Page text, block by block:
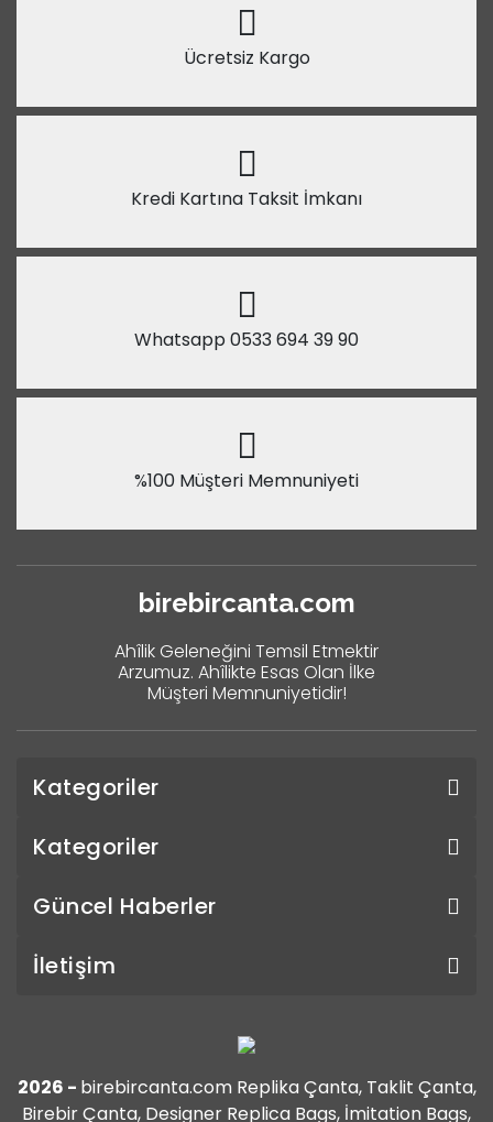
Ücretsiz Kargo
Kredi Kartına Taksit İmkanı
Whatsapp 0533 694 39 90
%100 Müşteri Memnuniyeti
birebircanta.com
Ahîlik Geleneğini Temsil Etmektir
Arzumuz. Ahîlikte Esas Olan İlke
Müşteri Memnuniyetidir!
Kategoriler
Kategoriler
Güncel Haberler
İletişim
2026 - birebircanta.com Replika Çanta, Taklit Çanta,
Birebir Çanta, Designer Replica Bags, İmitation Bags,